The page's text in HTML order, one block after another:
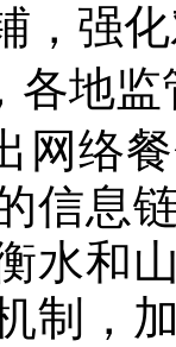
，强
各地
网络
信息
水和
制，